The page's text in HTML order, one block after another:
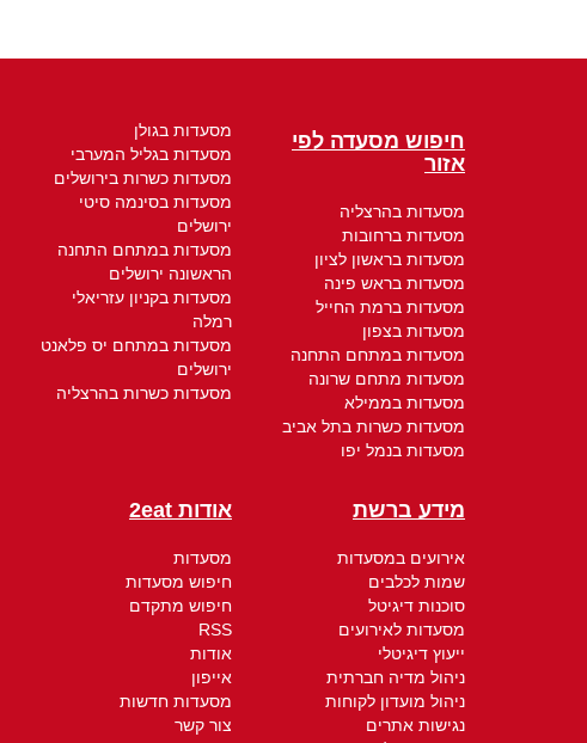
חיפוש מסעדה לפי
אזור
מסעדות בהרצליה
מסעדות ברחובות
מסעדות בראשון לציון
מסעדות בראש פינה
מסעדות ברמת החייל
מסעדות בצפון
מסעדות במתחם התחנה
מסעדות מתחם שרונה
מסעדות בממילא
מסעדות כשרות בתל אביב
מסעדות בנמל יפו
מסעדות בגולן
מסעדות בגליל המערבי
מסעדות כשרות בירושלים
מסעדות בסינמה סיטי
ירושלים
מסעדות במתחם התחנה
הראשונה ירושלים
מסעדות בקניון עזריאלי
רמלה
מסעדות במתחם יס פלאנט
ירושלים
מסעדות כשרות בהרצליה
מידע ברשת
אירועים במסעדות
שמות לכלבים
סוכנות דיגיטל
מסעדות לאירועים
ייעוץ דיגיטלי
ניהול מדיה חברתית
ניהול מועדון לקוחות
נגישות אתרים
אודות 2eat
מסעדות
חיפוש מסעדות
חיפוש מתקדם
RSS
אודות
אייפון
מסעדות חדשות
צור קשר